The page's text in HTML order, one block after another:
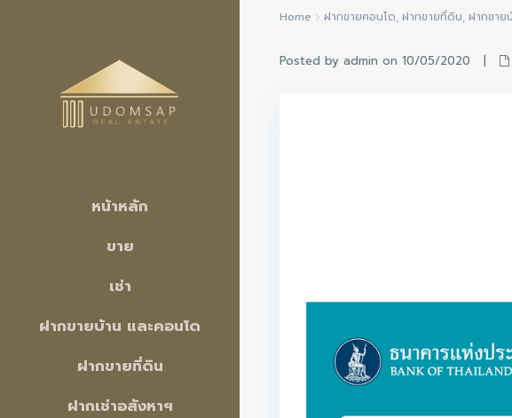
หน้าหลัก
ขาย
เช่า
ฝากขายบ้าน และคอนโด
ฝากขายที่ดิน
ฝากเช่าอสังหาฯ
Home ฝากขายคอนโด, ฝากขายที่ดิน, ฝากขาย
Posted by admin on 10/05/2020 |